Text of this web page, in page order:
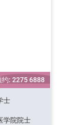
约: 2275 6888
士
学院院士